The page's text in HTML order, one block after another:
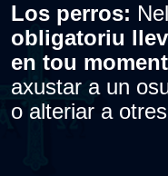
Los perros:
obligatoriu
en tou
axustar a un
o alteriar a